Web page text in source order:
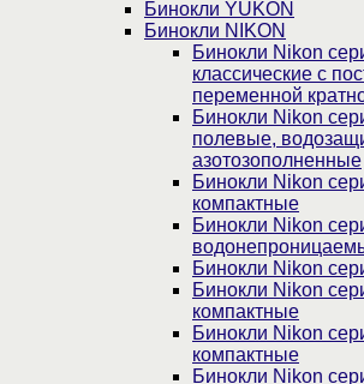
Бинокли YUKON
Бинокли NIKON
Бинокли Nikon
классические с
переменной
Бинокли Nikon
полевые,
азотозополненные
Бинокли Nikon
компактные
Бинокли Nikon
Бинокли Nikon
Бинокли Nikon
компактные
Бинокли Nikon
компактные
Бинокли Nikon